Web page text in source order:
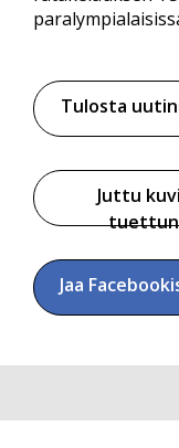
Tulosta
Juttu
Jaa